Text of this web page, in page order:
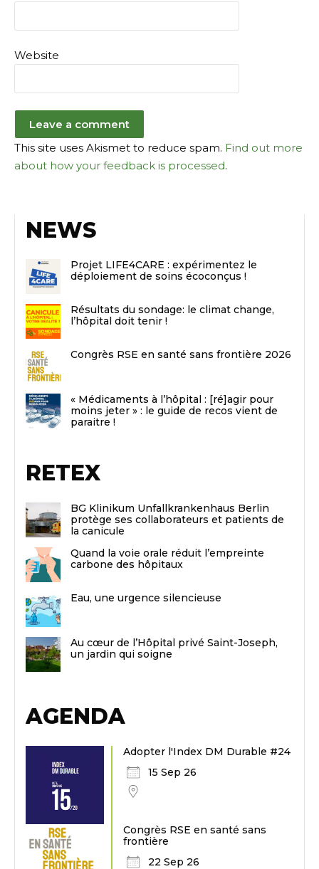
Website
This site uses Akismet to reduce spam. Find out more
about how your feedback is processed.
NEWS
Projet LIFE4CARE : expérimentez le
déploiement de soins écoconçus !
Résultats du sondage: le climat change,
l’hôpital doit tenir !
Congrès RSE en santé sans frontière 2026
« Médicaments à l’hôpital : [ré]agir pour
moins jeter » : le guide de recos vient de
paraitre !
RETEX
BG Klinikum Unfallkrankenhaus Berlin
protège ses collaborateurs et patients de
la canicule
Quand la voie orale réduit l’empreinte
carbone des hôpitaux
Eau, une urgence silencieuse
Au cœur de l’Hôpital privé Saint-Joseph,
un jardin qui soigne
AGENDA
Adopter l'Index DM Durable #24
15 Sep 26
Congrès RSE en santé sans
frontière
22 Sep 26